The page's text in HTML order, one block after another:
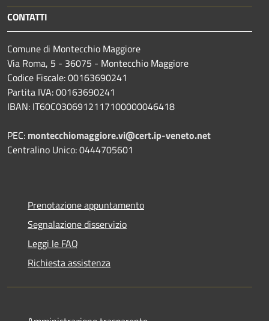
CONTATTI
Comune di Montecchio Maggiore
Via Roma, 5 - 36075 - Montecchio Maggiore
Codice Fiscale: 00163690241
Partita IVA: 00163690241
IBAN: IT60C0306912117100000046418
PEC: montecchiomaggiore.vi@cert.ip-veneto.net
Centralino Unico: 0444705601
Prenotazione appuntamento
Segnalazione disservizio
Leggi le FAQ
Richiesta assistenza